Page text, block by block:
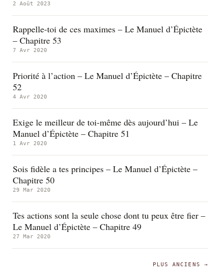
2 Août 2023
Rappelle-toi de ces maximes – Le Manuel d’Épictète
– Chapitre 53
7 Avr 2020
Priorité à l’action – Le Manuel d’Épictète – Chapitre
52
4 Avr 2020
Exige le meilleur de toi-même dès aujourd’hui – Le
Manuel d’Épictète – Chapitre 51
1 Avr 2020
Sois fidèle a tes principes – Le Manuel d’Épictète –
Chapitre 50
29 Mar 2020
Tes actions sont la seule chose dont tu peux être fier –
Le Manuel d’Épictète – Chapitre 49
27 Mar 2020
PLUS ANCIENS →